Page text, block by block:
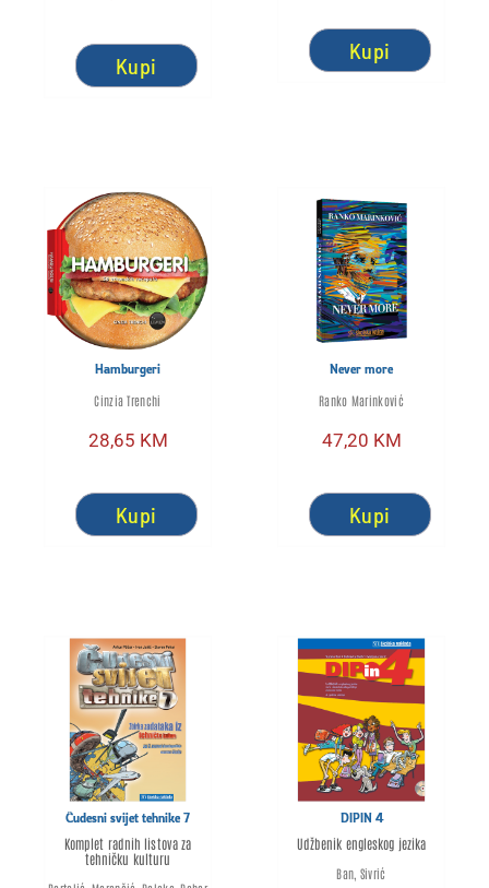
Kupi
Kupi
Hamburgeri
Cinzia Trenchi
28,65 KM
Kupi
Never more
Ranko Marinković
47,20 KM
Kupi
Čudesni svijet tehnike 7
Komplet radnih listova za
tehničku kulturu
DIPIN 4
Udžbenik engleskog jezika
Ban, Sivrić